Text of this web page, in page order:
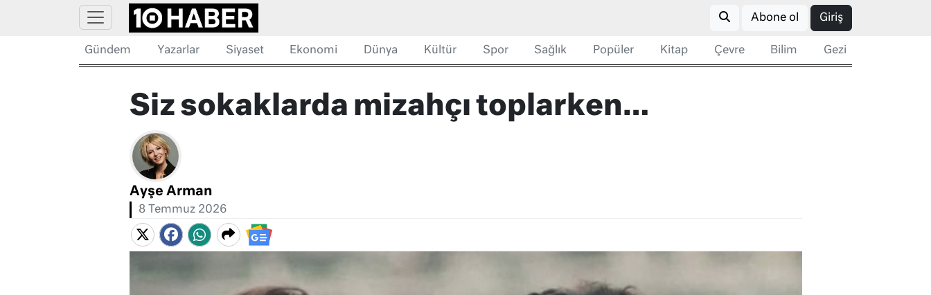
Abone ol Giriş
Gündem Yazarlar Siyaset Ekonomi Dünya Kültür Spor Sağlık Popüler Kitap Çevre Bilim Gezi
Siz sokaklarda mizahçı toplarken…
Ayşe Arman
8 Temmuz 2026